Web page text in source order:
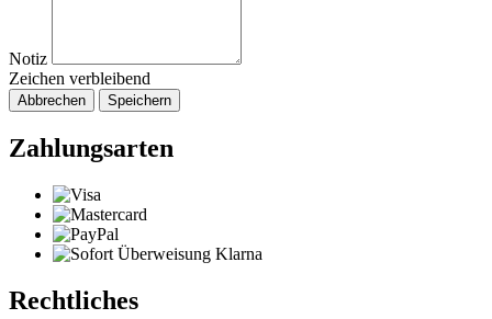
Notiz
Zeichen verbleibend
Abbrechen Speichern
Zahlungsarten
Rechtliches